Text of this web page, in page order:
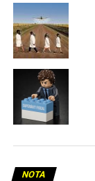
NOTA